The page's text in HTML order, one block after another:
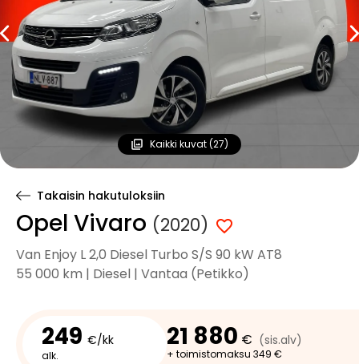
Kaikki kuvat (27)
Takaisin hakutuloksiin
Opel Vivaro (2020)
Van Enjoy L 2,0 Diesel Turbo S/S 90 kW AT8
55 000 km | Diesel | Vantaa (Petikko)
249 €/kk
alk.
21 880 € (sis.alv)
+ toimistomaksu 349 €